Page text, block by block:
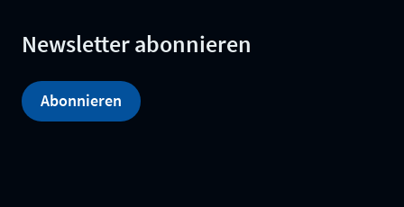
Newsletter abonnieren
Abonnieren